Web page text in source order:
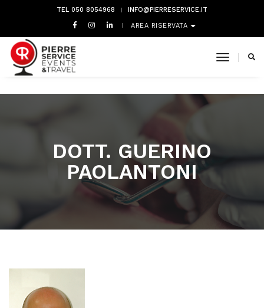
TEL 050 8054968 INFO@PIERRESERVICE.IT
AREA RISERVATA
toggle
DOTT. GUERINO
PAOLANTONI